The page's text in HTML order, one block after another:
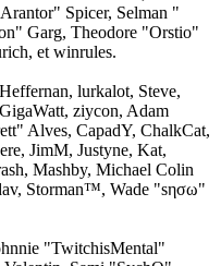
Spicer, Selman "
Garg, Theodore "Orstio"
et winrules.
lurkalot, Steve,
ziycon, Adam
Alves, CapadY, ChalkCat,
JimM, Justyne, Kat,
Mashby, Michael Colin
Storman™, Wade "sησω"
"TwitchisMental"